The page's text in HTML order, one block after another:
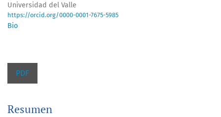
Universidad del Valle
https://orcid.org/0000-0001-7675-5985
Bio
PDF
Resumen